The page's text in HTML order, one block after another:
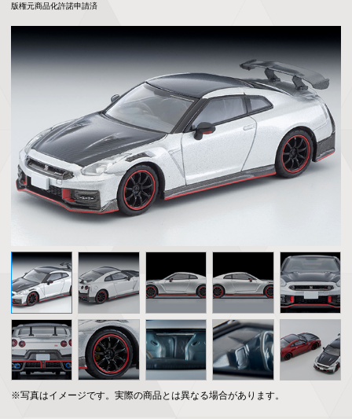
版権元商品化許諾申請済
※写真はイメージです。実際の商品とは異なる場合があります。